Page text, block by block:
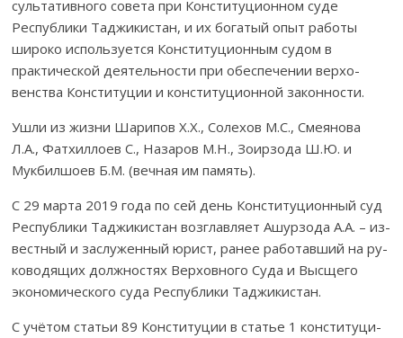
сультативного со­­вета при Конституционном суде
Респуб­лики Таджикистан, и их богатый опыт работы
широко ис­пользуется Конс­титуционным судом в
практической де­я­тель­ности при обеспечении верхо­
венства Конституции и кон­сти­ту­цион­ной законности.
Ушли из жизни Шарипов Х.Х., Солехов М.С., Смея­нова
Л.А., Фат­хиллоев С., Назаров М.Н., Зоирзода Ш.Ю. и
Мукбилшоев Б.М. (вечная им память).
С 29 марта 2019 года по сей день Конс­титуционный суд
Республики Таджикистан возглавляет Ашурзода А.А. – из­­
вестный и заслуженный юрист, ранее работавший на ру­
ко­­­водящих дол­жностях Вер­ховного Суда и Высщего
эконо­мического суда Рес­публики Таджикистан.
С учётом статьи 89 Конституции в статье 1 консти­ту­ци­